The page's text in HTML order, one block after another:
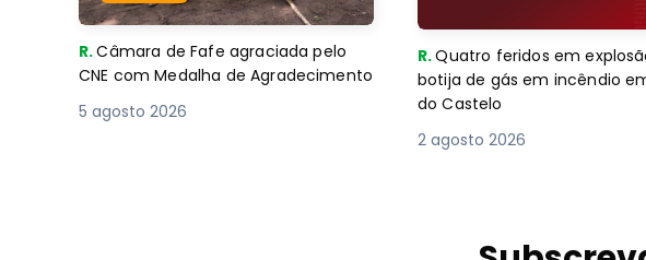
R.Câmara de Fafe agraciada pelo
CNE com Medalha de Agradecimento
5 agosto 2026
R.Quatro feridos em
botija de gás em incêndio
do Castelo
2 agosto 2026